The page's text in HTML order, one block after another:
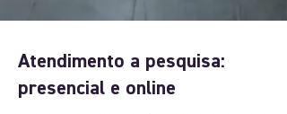
Atendimento a pesquisa:
presencial e online